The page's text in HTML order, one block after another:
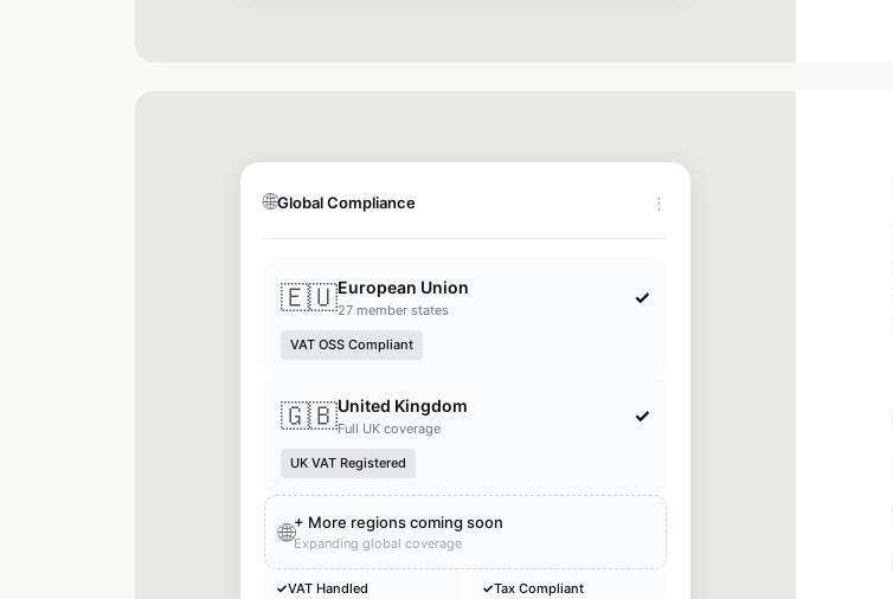
🌐Global Compliance ⋮
🇪🇺European Union
27 member states
✓
VAT OSS Compliant
🇬🇧United Kingdom
Full UK coverage
✓
UK VAT Registered
🌐+ More regions coming soon
Expanding global coverage
✓VAT Handled ✓Tax Compliant